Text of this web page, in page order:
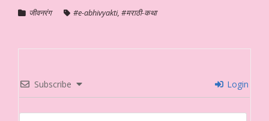
जीवनरंग #e-abhivyakti, #मराठी-कथा
Subscribe Login